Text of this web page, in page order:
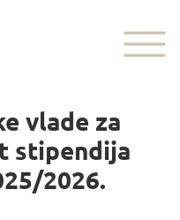
vlade za
stipendija
2026.